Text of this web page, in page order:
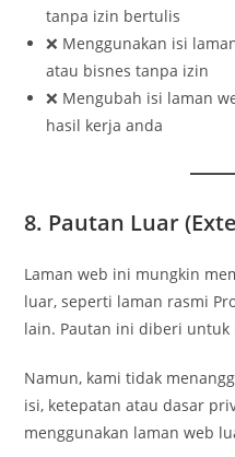
tanpa izin bertulis
❌ Menggunakan isi
atau bisnes tanpa izin
❌ Mengubah isi laman
hasil kerja anda
8. Pautan Luar
Laman web ini mungkin
luar, seperti laman rasmi
lain. Pautan ini diberi untuk
Namun, kami tidak
isi, ketepatan atau dasar
menggunakan laman web